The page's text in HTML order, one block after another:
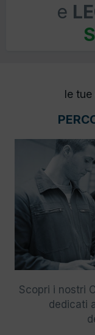
e
le
Scopri i nostri
dedicati